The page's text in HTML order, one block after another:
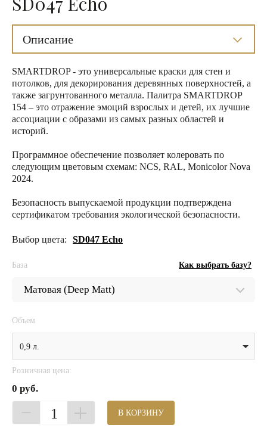
Описание
SMARTDROP - это универсальные краски для стен и
потолков, для декорирования деревянных поверхностей, а
также загрунтованного металла. Палитра SMARTDROP
154 – это отражение эмоций взрослых и детей, их лучшие
ассоциации с образами из самых разных областей и
историй.
Программное обеспечение позволяет колеровать по
следующим цветовым схемам: NCS, RAL, Monicolor Nova
2024.
Безопасность выпускаемой продукции подтверждена
сертификатом требования экологической безопасности.
Выбор цвета: SD047 Echo
База Как выбрать базу?
Объем
0,9 л.
Розничная цена:
0 руб.
1 В КОРЗИНУ